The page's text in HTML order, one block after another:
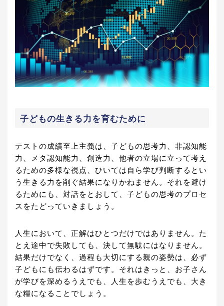
子どもの生きる力を育むために
テストの成績至上主義は、子どもの思考力、非認知能
力、メタ認知能力、創造力、他者の立場に立って考え
るための多様な視点、ひいては自ら学び判断するとい
う生きる力を削ぐ結果になりかねません。それを避け
るためにも、対話をとおして、子どもの思考のプロセ
スをたどっていきましょう。
人生において、正解はひとつだけではありません。た
とえ途中で失敗しても、決して無駄にはなりません。
結果だけでなく、過程も大切にする親の姿勢は、必ず
子どもにも伝わるはずです。それはきっと、お子さん
が学びを深めるうえでも、人生を歩むうえでも、大き
な糧になることでしょう。